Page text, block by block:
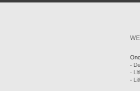
-
-
-